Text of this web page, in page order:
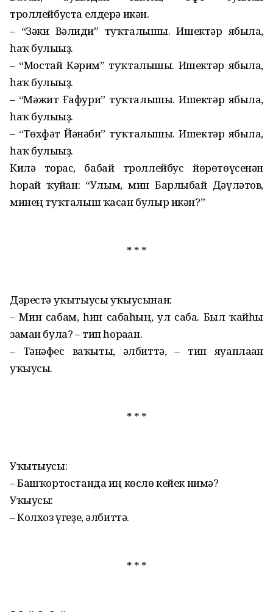
троллейбуста елдерә икән.
– “Зәки Вәлиди” туҡталышы. Ишектәр ябыла,
һаҡ булығыҙ.
– “Мостай Кәрим” туҡталышы. Ишектәр ябыла,
һаҡ булығыҙ.
– “Мәжит Ғафури” туҡталышы. Ишектәр ябыла,
һаҡ булығыҙ.
– “Төхфәт Йәнәби” туҡталышы. Ишектәр ябыла,
һаҡ булығыҙ.
Килә торғас, бабай троллейбус йөрөтөүсенән
һорай ҡуйған: “Улым, мин Барлыбай Дәүләтов,
минең туҡталыш ҡасан булыр икән?”
* * *
Дәрестә уҡытыусы уҡыусынан:
– Мин сабам, һин сабаһың, ул саба. Был ҡайһы
заман була? – тип һораған.
– Тәнәфес ваҡыты, әлбиттә, – тип яуаплаған
уҡыусы.
* * *
Уҡытыусы:
– Башҡортостанда иң көслө кейек нимә?
Уҡыусы:
– Колхоз үгеҙе, әлбиттә.
* * *